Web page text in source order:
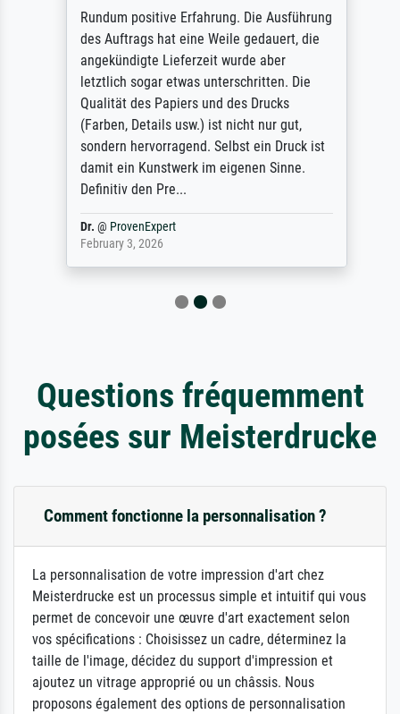
Rundum positive Erfahrung. Die Ausführung
des Auftrags hat eine Weile gedauert, die
angekündigte Lieferzeit wurde aber
letztlich sogar etwas unterschritten. Die
Qualität des Papiers und des Drucks
(Farben, Details usw.) ist nicht nur gut,
sondern hervorragend. Selbst ein Druck ist
damit ein Kunstwerk im eigenen Sinne.
Definitiv den Pre...
Dr.@ProvenExpert
February 3, 2026
Questions fréquemment
posées sur Meisterdrucke
Comment fonctionne la personnalisation ?
La personnalisation de votre impression d'art chez
Meisterdrucke est un processus simple et intuitif qui vous
permet de concevoir une œuvre d'art exactement selon
vos spécifications : Choisissez un cadre, déterminez la
taille de l'image, décidez du support d'impression et
ajoutez un vitrage approprié ou un châssis. Nous
proposons également des options de personnalisation